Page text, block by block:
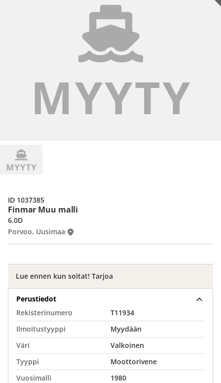
Finmar Muu malli
6.0D
Porvoo, Uusimaa
ID 1037385
Lue ennen kun soitat! Tarjoa
Perustiedot
Rekisterinumero
T11934
Ilmoitustyyppi
Myydään
Väri
Valkoinen
Tyyppi
Moottorivene
Vuosimalli
1980